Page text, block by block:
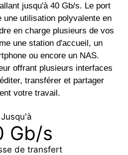
jusqu'à 40 Gb/s. Le port
utilisation polyvalente en
en charge plusieurs de vos
une station d'accueil, un
ou encore un NAS.
offrant plusieurs interfaces
transférer et partager
votre travail.
Jusqu'à
Gb/s
de transfert